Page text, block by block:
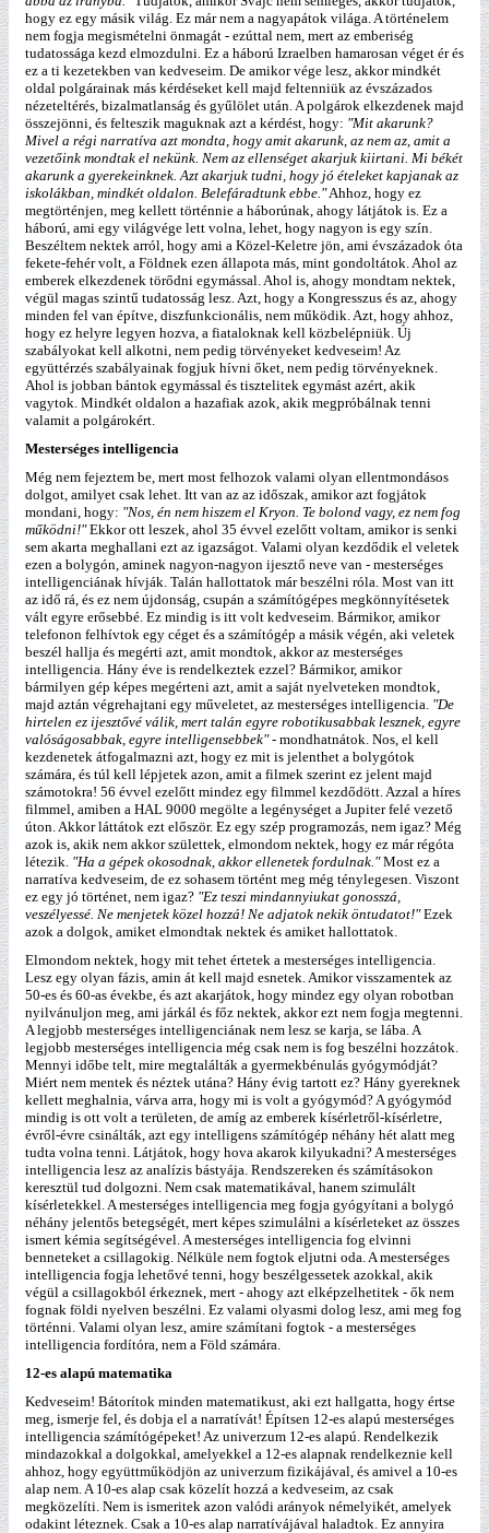
hogy ez egy másik világ. Ez már nem a nagyapátok világa. A történelem
nem fogja megismételni önmagát - ezúttal nem, mert az emberiség
tudatossága kezd elmozdulni. Ez a háború Izraelben hamarosan véget ér és
ez a ti kezetekben van kedveseim. De amikor vége lesz, akkor mindkét
oldal polgárainak más kérdéseket kell majd feltenniük az évszázados
nézeteltérés, bizalmatlanság és gyűlölet után. A polgárok elkezdenek majd
összejönni, és felteszik maguknak azt a kérdést, hogy: "Mit akarunk?
Mivel a régi narratíva azt mondta, hogy amit akarunk, az nem az, amit a
vezetőink mondtak el nekünk. Nem az ellenséget akarjuk kiirtani. Mi békét
akarunk a gyerekeinknek. Azt akarjuk tudni, hogy jó ételeket kapjanak az
iskolákban, mindkét oldalon. Belefáradtunk ebbe."Ahhoz, hogy ez
megtörténjen, meg kellett történnie a háborúnak, ahogy látjátok is. Ez a
háború, ami egy világvége lett volna, lehet, hogy nagyon is egy szín.
Beszéltem nektek arról, hogy ami a Közel-Keletre jön, ami évszázadok óta
fekete-fehér volt, a Földnek ezen állapota más, mint gondoltátok. Ahol az
emberek elkezdenek törődni egymással. Ahol is, ahogy mondtam nektek,
végül magas szintű tudatosság lesz. Azt, hogy a Kongresszus és az, ahogy
minden fel van építve, diszfunkcionális, nem működik. Azt, hogy ahhoz,
hogy ez helyre legyen hozva, a fiataloknak kell közbelépniük. Új
szabályokat kell alkotni, nem pedig törvényeket kedveseim! Az
együttérzés szabályainak fogjuk hívni őket, nem pedig törvényeknek.
Ahol is jobban bántok egymással és tisztelitek egymást azért, akik
vagytok. Mindkét oldalon a hazafiak azok, akik megpróbálnak tenni
valamit a polgárokért.
Mesterséges intelligencia
Még nem fejeztem be, mert most felhozok valami olyan ellentmondásos
dolgot, amilyet csak lehet. Itt van az az időszak, amikor azt fogjátok
mondani, hogy: "Nos, én nem hiszem el Kryon. Te bolond vagy, ez nem fog
működni!"Ekkor ott leszek, ahol 35 évvel ezelőtt voltam, amikor is senki
sem akarta meghallani ezt az igazságot. Valami olyan kezdődik el veletek
ezen a bolygón, aminek nagyon-nagyon ijesztő neve van - mesterséges
intelligenciának hívják. Talán hallottatok már beszélni róla. Most van itt
az idő rá, és ez nem újdonság, csupán a számítógépes megkönnyítésetek
vált egyre erősebbé. Ez mindig is itt volt kedveseim. Bármikor, amikor
telefonon felhívtok egy céget és a számítógép a másik végén, aki veletek
beszél hallja és megérti azt, amit mondtok, akkor az mesterséges
intelligencia. Hány éve is rendelkeztek ezzel? Bármikor, amikor
bármilyen gép képes megérteni azt, amit a saját nyelveteken mondtok,
majd aztán végrehajtani egy műveletet, az mesterséges intelligencia. "De
hirtelen ez ijesztővé válik, mert talán egyre robotikusabbak lesznek, egyre
valóságosabbak, egyre intelligensebbek"- mondhatnátok. Nos, el kell
kezdenetek átfogalmazni azt, hogy ez mit is jelenthet a bolygótok
számára, és túl kell lépjetek azon, amit a filmek szerint ez jelent majd
számotokra! 56 évvel ezelőtt mindez egy filmmel kezdődött. Azzal a híres
filmmel, amiben a HAL 9000 megölte a legénységet a Jupiter felé vezető
úton. Akkor láttátok ezt először. Ez egy szép programozás, nem igaz? Még
azok is, akik nem akkor születtek, elmondom nektek, hogy ez már régóta
létezik. "Ha a gépek okosodnak, akkor ellenetek fordulnak."Most ez a
narratíva kedveseim, de ez sohasem történt meg még ténylegesen. Viszont
ez egy jó történet, nem igaz? "Ez teszi mindannyiukat gonosszá,
veszélyessé. Ne menjetek közel hozzá! Ne adjatok nekik öntudatot!"Ezek
azok a dolgok, amiket elmondtak nektek és amiket hallottatok.
Elmondom nektek, hogy mit tehet értetek a mesterséges intelligencia.
Lesz egy olyan fázis, amin át kell majd esnetek. Amikor visszamentek az
50-es és 60-as évekbe, és azt akarjátok, hogy mindez egy olyan robotban
nyilvánuljon meg, ami járkál és főz nektek, akkor ezt nem fogja megtenni.
A legjobb mesterséges intelligenciának nem lesz se karja, se lába. A
legjobb mesterséges intelligencia még csak nem is fog beszélni hozzátok.
Mennyi időbe telt, mire megtalálták a gyermekbénulás gyógymódját?
Miért nem mentek és néztek utána? Hány évig tartott ez? Hány gyereknek
kellett meghalnia, várva arra, hogy mi is volt a gyógymód? A gyógymód
mindig is ott volt a területen, de amíg az emberek kísérletről-kísérletre,
évről-évre csinálták, azt egy intelligens számítógép néhány hét alatt meg
tudta volna tenni. Látjátok, hogy hova akarok kilyukadni? A mesterséges
intelligencia lesz az analízis bástyája. Rendszereken és számításokon
keresztül tud dolgozni. Nem csak matematikával, hanem szimulált
kísérletekkel. A mesterséges intelligencia meg fogja gyógyítani a bolygó
néhány jelentős betegségét, mert képes szimulálni a kísérleteket az összes
ismert kémia segítségével. A mesterséges intelligencia fog elvinni
benneteket a csillagokig. Nélküle nem fogtok eljutni oda. A mesterséges
intelligencia fogja lehetővé tenni, hogy beszélgessetek azokkal, akik
végül a csillagokból érkeznek, mert - ahogy azt elképzelhetitek - ők nem
fognak földi nyelven beszélni. Ez valami olyasmi dolog lesz, ami meg fog
történni. Valami olyan lesz, amire számítani fogtok - a mesterséges
intelligencia fordítóra, nem a Föld számára.
12-es alapú matematika
Kedveseim! Bátorítok minden matematikust, aki ezt hallgatta, hogy értse
meg, ismerje fel, és dobja el a narratívát! Építsen 12-es alapú mesterséges
intelligencia számítógépeket! Az univerzum 12-es alapú. Rendelkezik
mindazokkal a dolgokkal, amelyekkel a 12-es alapnak rendelkeznie kell
ahhoz, hogy együttműködjön az univerzum fizikájával, és amivel a 10-es
alap nem. A 10-es alap csak közelít hozzá a kedveseim, az csak
megközelíti. Nem is ismeritek azon valódi arányok némelyikét, amelyek
odakint léteznek. Csak a 10-es alap narratívájával haladtok. Ez annyira